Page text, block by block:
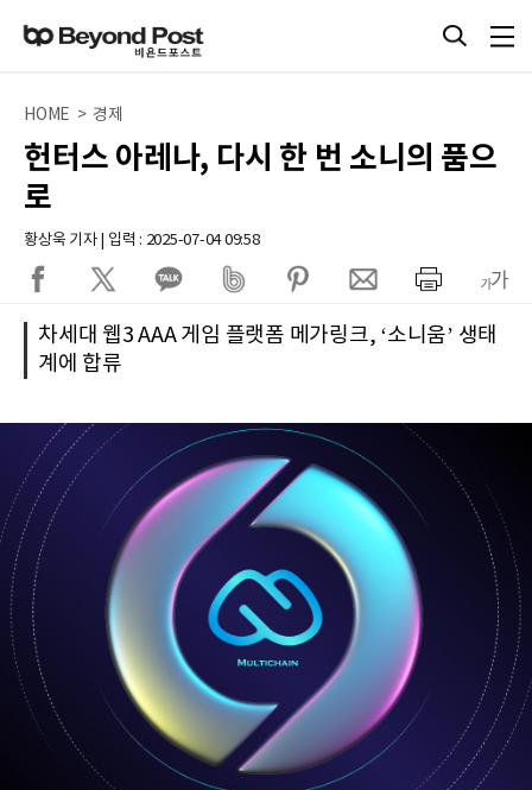
HOME > 경제
헌터스 아레나, 다시 한 번 소니의 품으
로
황상욱 기자 | 입력 : 2025-07-04 09:58
차세대 웹3 AAA 게임 플랫폼 메가링크, ‘소니움’ 생태
계에 합류